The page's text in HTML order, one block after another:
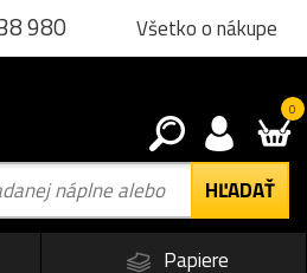
980 Všetko o nákupe
0
Papiere